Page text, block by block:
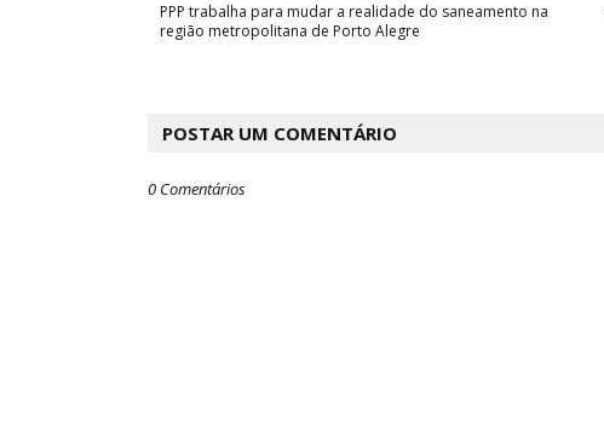
PPP trabalha para mudar a realidade do saneamento na
região metropolitana de Porto Alegre
POSTAR UM COMENTÁRIO
0 Comentários